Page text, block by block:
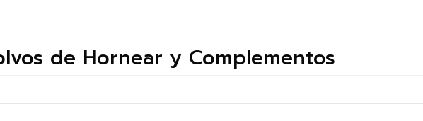
de Hornear y Complementos